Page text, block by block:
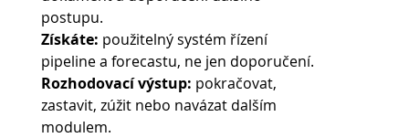
postupu.
Získáte: použitelný systém řízení
pipeline a forecastu, ne jen doporučení.
Rozhodovací výstup: pokračovat,
zastavit, zúžit nebo navázat dalším
modulem.